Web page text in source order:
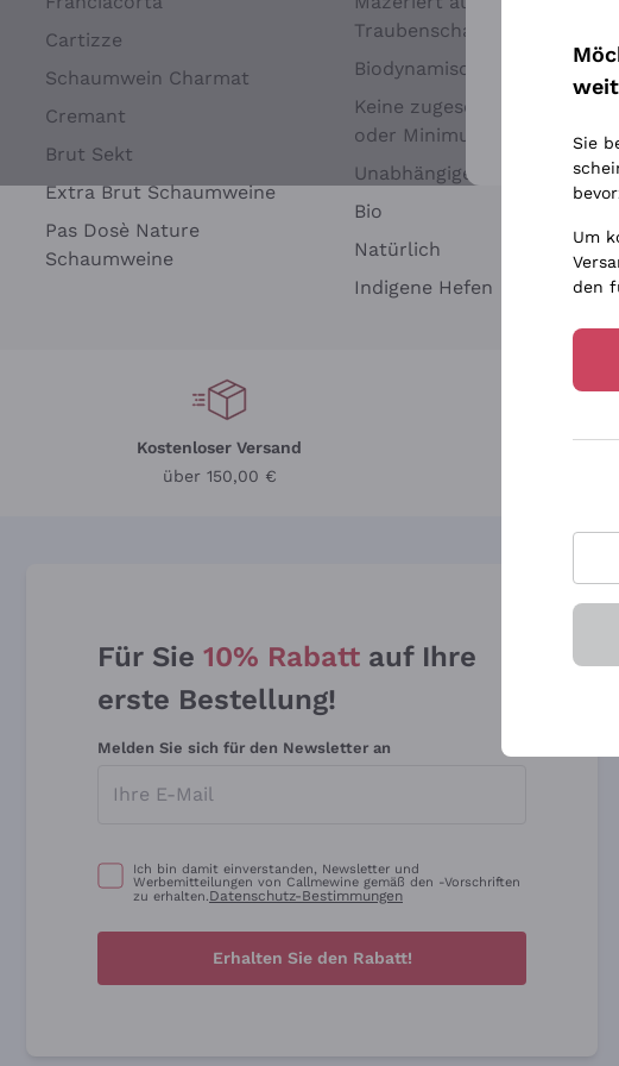
Cartizze
Schaumwein Charmat
Cremant
Brut Sekt
Extra Brut Schaumweine
Pas Dosè Nature
Schaumweine
Traubenschalen
Biodynamisch
Keine zugesetzten Sulfite
oder Minimum
Unabhängige Weinbauern
Bio
Natürlich
Indigene Hefen
Kostenloser Versand
über 150,00 €
Für Sie 10% Rabatt auf Ihre
erste Bestellung!
Melden Sie sich für den Newsletter an
Ich bin damit einverstanden, Newsletter und
Werbemitteilungen von Callmewine gemäß den -Vorschriften
zu erhalten.Datenschutz-Bestimmungen
Erhalten Sie den Rabatt!
Weitere
Sie
Um
den